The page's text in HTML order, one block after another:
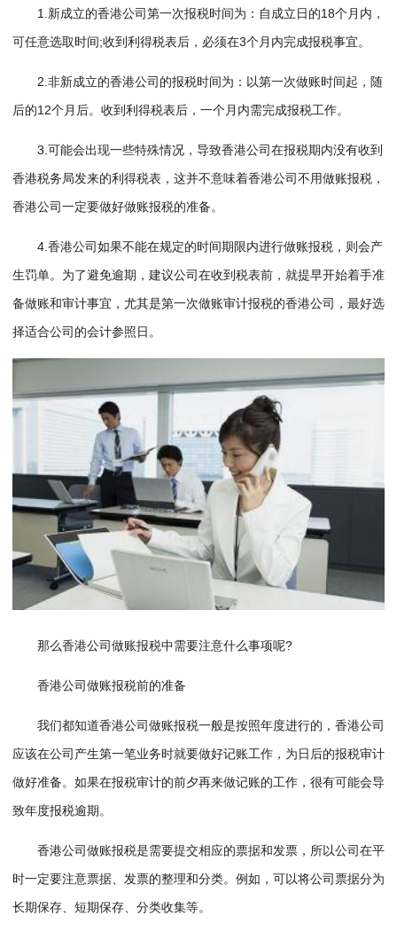
1.新成立的香港公司第一次报税时间为：自成立日的18个月内，
可任意选取时间;收到利得税表后，必须在3个月内完成报税事宜。
2.非新成立的香港公司的报税时间为：以第一次做账时间起，随
后的12个月后。收到利得税表后，一个月内需完成报税工作。
3.可能会出现一些特殊情况，导致香港公司在报税期内没有收到
香港税务局发来的利得税表，这并不意味着香港公司不用做账报税，
香港公司一定要做好做账报税的准备。
4.香港公司如果不能在规定的时间期限内进行做账报税，则会产
生罚单。为了避免逾期，建议公司在收到税表前，就提早开始着手准
备做账和审计事宜，尤其是第一次做账审计报税的香港公司，最好选
择适合公司的会计参照日。
那么香港公司做账报税中需要注意什么事项呢?
香港公司做账报税前的准备
我们都知道香港公司做账报税一般是按照年度进行的，香港公司
应该在公司产生第一笔业务时就要做好记账工作，为日后的报税审计
做好准备。如果在报税审计的前夕再来做记账的工作，很有可能会导
致年度报税逾期。
香港公司做账报税是需要提交相应的票据和发票，所以公司在平
时一定要注意票据、发票的整理和分类。例如，可以将公司票据分为
长期保存、短期保存、分类收集等。